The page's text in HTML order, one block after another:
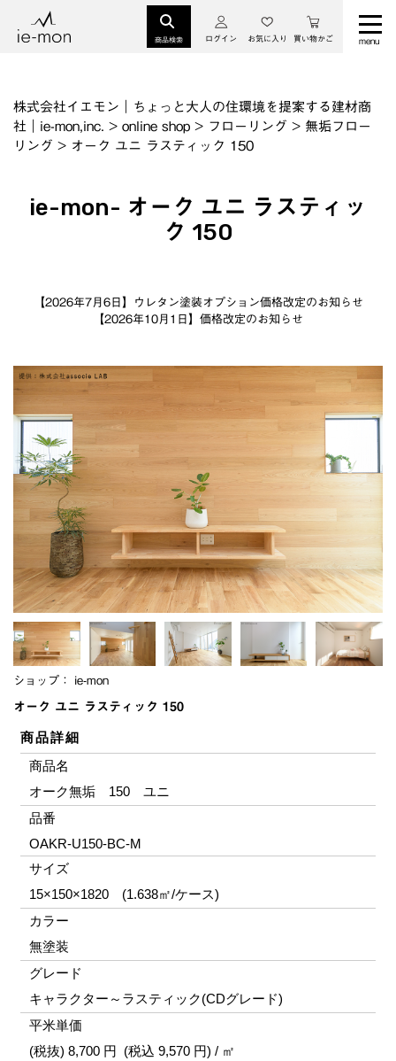
商品検索 ログイン お気に入り 買い物かご
株式会社イエモン｜ちょっと大人の住環境を提案する建材商
社｜ie-mon,inc. > online shop > フローリング > 無垢フロー
リング > オーク ユニ ラスティック 150
ie-mon- オーク ユニ ラスティッ
ク 150
【2026年7月6日】ウレタン塗装オプション価格改定のお知らせ
【2026年10月1日】価格改定のお知らせ
ショップ： ie-mon
オーク ユニ ラスティック 150